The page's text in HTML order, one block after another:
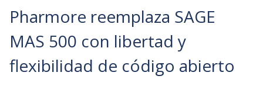
Pharmore reemplaza SAGE
MAS 500 con libertad y
flexibilidad de código abierto